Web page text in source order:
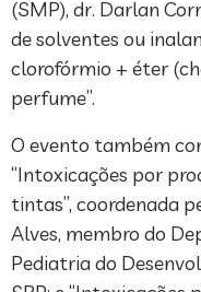
(SMP), dr. Darlan
de solventes ou
clorofórmio + éter
perfume”.
O evento também
“Intoxicações por
tintas”, coordenada
Alves, membro do
Pediatria do